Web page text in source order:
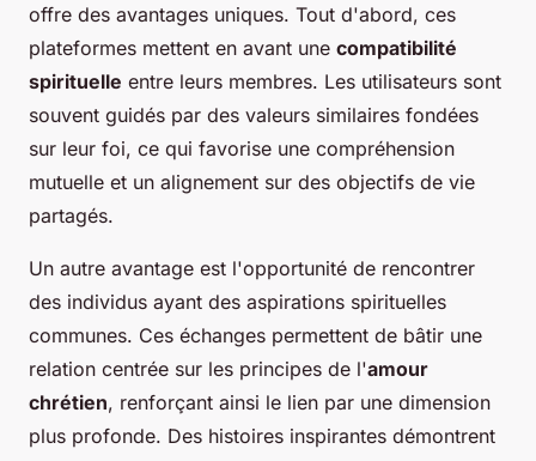
offre des avantages uniques. Tout d'abord, ces
plateformes mettent en avant une compatibilité
spirituelle entre leurs membres. Les utilisateurs sont
souvent guidés par des valeurs similaires fondées
sur leur foi, ce qui favorise une compréhension
mutuelle et un alignement sur des objectifs de vie
partagés.
Un autre avantage est l'opportunité de rencontrer
des individus ayant des aspirations spirituelles
communes. Ces échanges permettent de bâtir une
relation centrée sur les principes de l'amour
chrétien, renforçant ainsi le lien par une dimension
plus profonde. Des histoires inspirantes démontrent